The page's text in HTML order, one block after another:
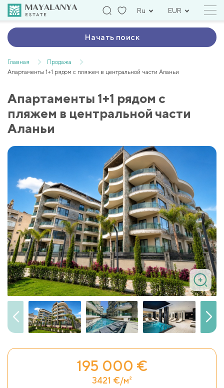
Ru EUR
Начать поиск
Главная
Продажа
Апартаменты 1+1 рядом с пляжем в центральной части Аланьи
Апартаменты 1+1 рядом с
пляжем в центральной части
Аланьи
195 000 €
3421 €/м²